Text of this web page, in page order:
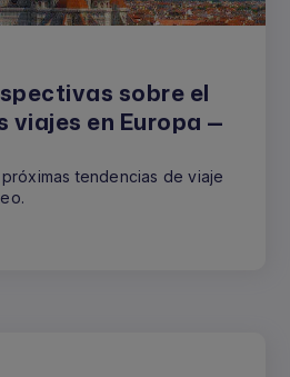
sobre el
viajes en Europa —
tendencias de viaje